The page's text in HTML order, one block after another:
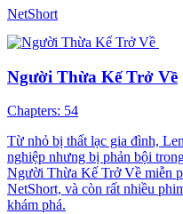
NetShort
Người Thừa Kế Trở Về
Chapters: 54
Từ nhỏ bị thất lạc gia đình,
nghiệp nhưng bị phản bội
Người Thừa Kế Trở Về miễn
NetShort, và còn rất nhiều
khám phá.